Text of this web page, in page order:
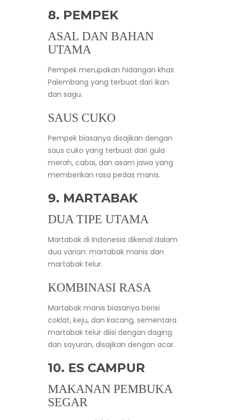
8. PEMPEK
ASAL DAN BAHAN
UTAMA
Pempek merupakan hidangan khas
Palembang yang terbuat dari ikan
dan sagu.
SAUS CUKO
Pempek biasanya disajikan dengan
saus cuko yang terbuat dari gula
merah, cabai, dan asam jawa yang
memberikan rasa pedas manis.
9. MARTABAK
DUA TIPE UTAMA
Martabak di Indonesia dikenal dalam
dua varian: martabak manis dan
martabak telur.
KOMBINASI RASA
Martabak manis biasanya berisi
coklat, keju, dan kacang, sementara
martabak telur diisi dengan daging
dan sayuran, disajikan dengan acar.
10. ES CAMPUR
MAKANAN PEMBUKA
SEGAR